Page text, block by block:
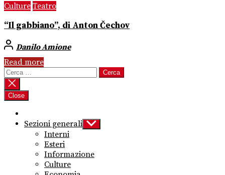
Culture Teatro
“Il gabbiano”, di Anton Čechov
Danilo Amione
Read more
Ricerca
per:
Close
Sezioni generali Show
sub
Interni
Esteri
Informazione
Culture